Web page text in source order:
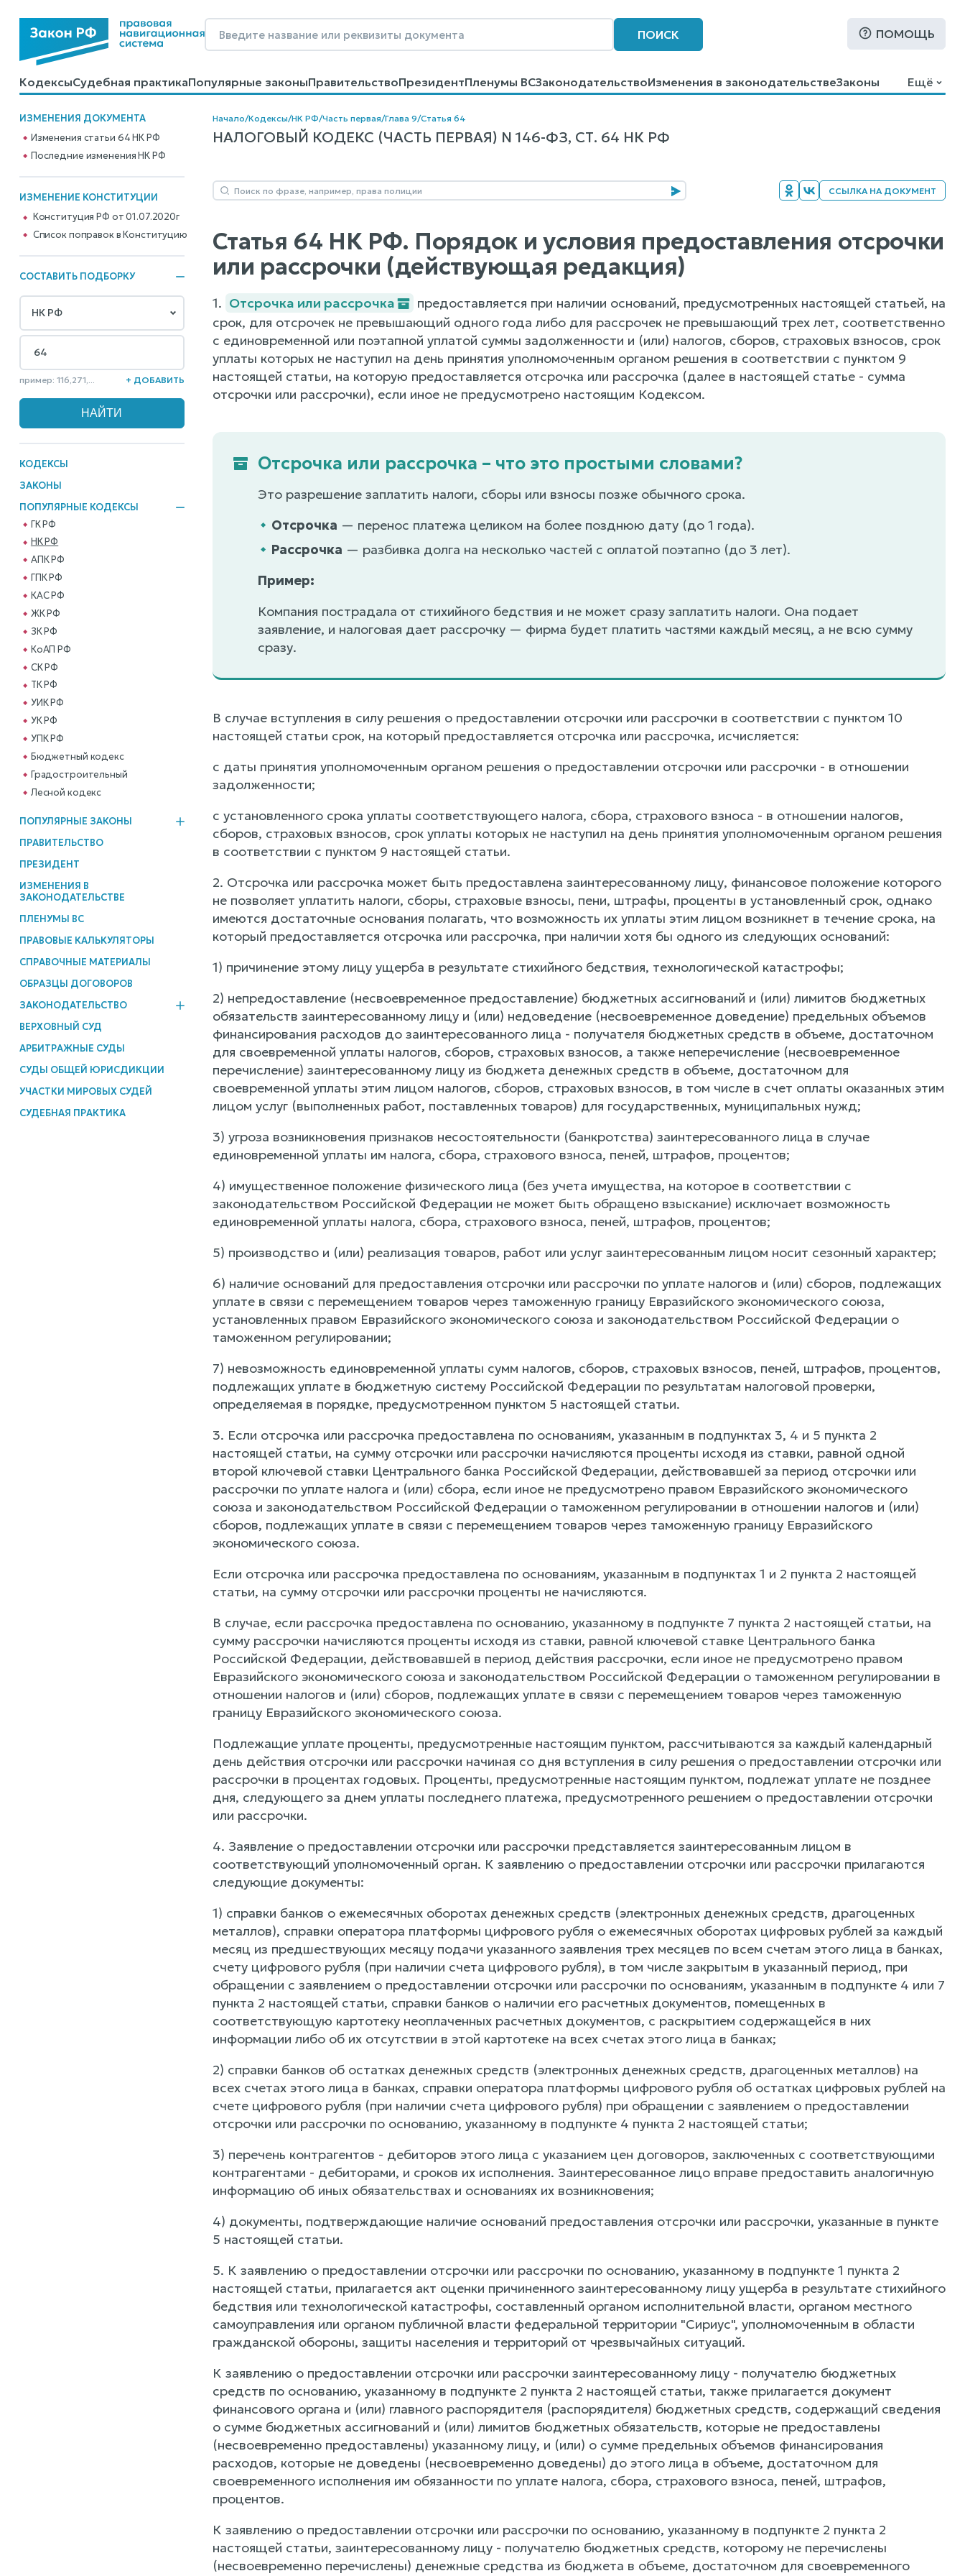
ПОИСК ПОМОЩЬ
КодексыСудебная практикаПопулярные законыПравительствоПрезидентПленумы ВСЗаконодательствоИзменения в законодательствеЗаконы
КалькуляторыСправочные материалыОбразцы договоровКонтактыПомощьПоиск
Ещё
ИЗМЕНЕНИЯ ДОКУМЕНТА
Изменения статьи 64 НК РФ
Последние изменения НК РФ
ИЗМЕНЕНИЕ КОНСТИТУЦИИ
Конституция РФ от 01.07.2020г
Cписок поправок в Конституцию
СОСТАВИТЬ ПОДБОРКУ
пример: 116,271,... + ДОБАВИТЬ
КОДЕКСЫ
ЗАКОНЫ
ПОПУЛЯРНЫЕ КОДЕКСЫ
ГК РФ
НК РФ
АПК РФ
ГПК РФ
КАС РФ
ЖК РФ
ЗК РФ
КоАП РФ
СК РФ
ТК РФ
УИК РФ
УК РФ
УПК РФ
Бюджетный кодекс
Градостроительный
Лесной кодекс
ПОПУЛЯРНЫЕ ЗАКОНЫ
ПРАВИТЕЛЬСТВО
ПРЕЗИДЕНТ
ИЗМЕНЕНИЯ В
ЗАКОНОДАТЕЛЬСТВЕ
ПЛЕНУМЫ ВС
ПРАВОВЫЕ КАЛЬКУЛЯТОРЫ
СПРАВОЧНЫЕ МАТЕРИАЛЫ
ОБРАЗЦЫ ДОГОВОРОВ
ЗАКОНОДАТЕЛЬСТВО
ВЕРХОВНЫЙ СУД
АРБИТРАЖНЫЕ СУДЫ
СУДЫ ОБЩЕЙ ЮРИСДИКЦИИ
УЧАСТКИ МИРОВЫХ СУДЕЙ
СУДЕБНАЯ ПРАКТИКА
Начало/Кодексы/НК РФ/Часть первая/Глава 9/Статья 64
НАЛОГОВЫЙ КОДЕКС (ЧАСТЬ ПЕРВАЯ) N 146-ФЗ, СТ. 64 НК РФ
ССЫЛКА НА ДОКУМЕНТ
Статья 64 НК РФ. Порядок и условия предоставления отсрочки
или рассрочки (действующая редакция)
1. Отсрочка или рассрочка
предоставляется при наличии оснований, предусмотренных настоящей статьей, на
срок, для отсрочек не превышающий одного года либо для рассрочек не превышающий трех лет, соответственно
с единовременной или поэтапной уплатой суммы задолженности и (или) налогов, сборов, страховых взносов, срок
уплаты которых не наступил на день принятия уполномоченным органом решения в соответствии с пунктом 9
настоящей статьи, на которую предоставляется отсрочка или рассрочка (далее в настоящей статье - сумма
отсрочки или рассрочки), если иное не предусмотрено настоящим Кодексом.
Отсрочка или рассрочка – что это простыми словами?
Это разрешение заплатить налоги, сборы или взносы позже обычного срока.
Отсрочка — перенос платежа целиком на более позднюю дату (до 1 года).
Рассрочка — разбивка долга на несколько частей с оплатой поэтапно (до 3 лет).
Пример:
Компания пострадала от стихийного бедствия и не может сразу заплатить налоги. Она подает
заявление, и налоговая дает рассрочку — фирма будет платить частями каждый месяц, а не всю сумму
сразу.
В случае вступления в силу решения о предоставлении отсрочки или рассрочки в соответствии с пунктом 10
настоящей статьи срок, на который предоставляется отсрочка или рассрочка, исчисляется:
с даты принятия уполномоченным органом решения о предоставлении отсрочки или рассрочки - в отношении
задолженности;
с установленного срока уплаты соответствующего налога, сбора, страхового взноса - в отношении налогов,
сборов, страховых взносов, срок уплаты которых не наступил на день принятия уполномоченным органом решения
в соответствии с пунктом 9 настоящей статьи.
2. Отсрочка или рассрочка может быть предоставлена заинтересованному лицу, финансовое положение которого
не позволяет уплатить налоги, сборы, страховые взносы, пени, штрафы, проценты в установленный срок, однако
имеются достаточные основания полагать, что возможность их уплаты этим лицом возникнет в течение срока, на
который предоставляется отсрочка или рассрочка, при наличии хотя бы одного из следующих оснований:
1) причинение этому лицу ущерба в результате стихийного бедствия, технологической катастрофы;
2) непредоставление (несвоевременное предоставление) бюджетных ассигнований и (или) лимитов бюджетных
обязательств заинтересованному лицу и (или) недоведение (несвоевременное доведение) предельных объемов
финансирования расходов до заинтересованного лица - получателя бюджетных средств в объеме, достаточном
для своевременной уплаты налогов, сборов, страховых взносов, а также неперечисление (несвоевременное
перечисление) заинтересованному лицу из бюджета денежных средств в объеме, достаточном для
своевременной уплаты этим лицом налогов, сборов, страховых взносов, в том числе в счет оплаты оказанных этим
лицом услуг (выполненных работ, поставленных товаров) для государственных, муниципальных нужд;
3) угроза возникновения признаков несостоятельности (банкротства) заинтересованного лица в случае
единовременной уплаты им налога, сбора, страхового взноса, пеней, штрафов, процентов;
4) имущественное положение физического лица (без учета имущества, на которое в соответствии с
законодательством Российской Федерации не может быть обращено взыскание) исключает возможность
единовременной уплаты налога, сбора, страхового взноса, пеней, штрафов, процентов;
5) производство и (или) реализация товаров, работ или услуг заинтересованным лицом носит сезонный характер;
6) наличие оснований для предоставления отсрочки или рассрочки по уплате налогов и (или) сборов, подлежащих
уплате в связи с перемещением товаров через таможенную границу Евразийского экономического союза,
установленных правом Евразийского экономического союза и законодательством Российской Федерации о
таможенном регулировании;
7) невозможность единовременной уплаты сумм налогов, сборов, страховых взносов, пеней, штрафов, процентов,
подлежащих уплате в бюджетную систему Российской Федерации по результатам налоговой проверки,
определяемая в порядке, предусмотренном пунктом 5 настоящей статьи.
3. Если отсрочка или рассрочка предоставлена по основаниям, указанным в подпунктах 3, 4 и 5 пункта 2
настоящей статьи, на сумму отсрочки или рассрочки начисляются проценты исходя из ставки, равной одной
второй ключевой ставки Центрального банка Российской Федерации, действовавшей за период отсрочки или
рассрочки по уплате налога и (или) сбора, если иное не предусмотрено правом Евразийского экономического
союза и законодательством Российской Федерации о таможенном регулировании в отношении налогов и (или)
сборов, подлежащих уплате в связи с перемещением товаров через таможенную границу Евразийского
экономического союза.
Если отсрочка или рассрочка предоставлена по основаниям, указанным в подпунктах 1 и 2 пункта 2 настоящей
статьи, на сумму отсрочки или рассрочки проценты не начисляются.
В случае, если рассрочка предоставлена по основанию, указанному в подпункте 7 пункта 2 настоящей статьи, на
сумму рассрочки начисляются проценты исходя из ставки, равной ключевой ставке Центрального банка
Российской Федерации, действовавшей в период действия рассрочки, если иное не предусмотрено правом
Евразийского экономического союза и законодательством Российской Федерации о таможенном регулировании в
отношении налогов и (или) сборов, подлежащих уплате в связи с перемещением товаров через таможенную
границу Евразийского экономического союза.
Подлежащие уплате проценты, предусмотренные настоящим пунктом, рассчитываются за каждый календарный
день действия отсрочки или рассрочки начиная со дня вступления в силу решения о предоставлении отсрочки или
рассрочки в процентах годовых. Проценты, предусмотренные настоящим пунктом, подлежат уплате не позднее
дня, следующего за днем уплаты последнего платежа, предусмотренного решением о предоставлении отсрочки
или рассрочки.
4. Заявление о предоставлении отсрочки или рассрочки представляется заинтересованным лицом в
соответствующий уполномоченный орган. К заявлению о предоставлении отсрочки или рассрочки прилагаются
следующие документы:
1) справки банков о ежемесячных оборотах денежных средств (электронных денежных средств, драгоценных
металлов), справки оператора платформы цифрового рубля о ежемесячных оборотах цифровых рублей за каждый
месяц из предшествующих месяцу подачи указанного заявления трех месяцев по всем счетам этого лица в банках,
счету цифрового рубля (при наличии счета цифрового рубля), в том числе закрытым в указанный период, при
обращении с заявлением о предоставлении отсрочки или рассрочки по основаниям, указанным в подпункте 4 или 7
пункта 2 настоящей статьи, справки банков о наличии его расчетных документов, помещенных в
соответствующую картотеку неоплаченных расчетных документов, с раскрытием содержащейся в них
информации либо об их отсутствии в этой картотеке на всех счетах этого лица в банках;
2) справки банков об остатках денежных средств (электронных денежных средств, драгоценных металлов) на
всех счетах этого лица в банках, справки оператора платформы цифрового рубля об остатках цифровых рублей на
счете цифрового рубля (при наличии счета цифрового рубля) при обращении с заявлением о предоставлении
отсрочки или рассрочки по основанию, указанному в подпункте 4 пункта 2 настоящей статьи;
3) перечень контрагентов - дебиторов этого лица с указанием цен договоров, заключенных с соответствующими
контрагентами - дебиторами, и сроков их исполнения. Заинтересованное лицо вправе предоставить аналогичную
информацию об иных обязательствах и основаниях их возникновения;
4) документы, подтверждающие наличие оснований предоставления отсрочки или рассрочки, указанные в пункте
5 настоящей статьи.
5. К заявлению о предоставлении отсрочки или рассрочки по основанию, указанному в подпункте 1 пункта 2
настоящей статьи, прилагается акт оценки причиненного заинтересованному лицу ущерба в результате стихийного
бедствия или технологической катастрофы, составленный органом исполнительной власти, органом местного
самоуправления или органом публичной власти федеральной территории "Сириус", уполномоченным в области
гражданской обороны, защиты населения и территорий от чрезвычайных ситуаций.
К заявлению о предоставлении отсрочки или рассрочки заинтересованному лицу - получателю бюджетных
средств по основанию, указанному в подпункте 2 пункта 2 настоящей статьи, также прилагается документ
финансового органа и (или) главного распорядителя (распорядителя) бюджетных средств, содержащий сведения
о сумме бюджетных ассигнований и (или) лимитов бюджетных обязательств, которые не предоставлены
(несвоевременно предоставлены) указанному лицу, и (или) о сумме предельных объемов финансирования
расходов, которые не доведены (несвоевременно доведены) до этого лица в объеме, достаточном для
своевременного исполнения им обязанности по уплате налога, сбора, страхового взноса, пеней, штрафов,
процентов.
К заявлению о предоставлении отсрочки или рассрочки по основанию, указанному в подпункте 2 пункта 2
настоящей статьи, заинтересованному лицу - получателю бюджетных средств, которому не перечислены
(несвоевременно перечислены) денежные средства из бюджета в объеме, достаточном для своевременного